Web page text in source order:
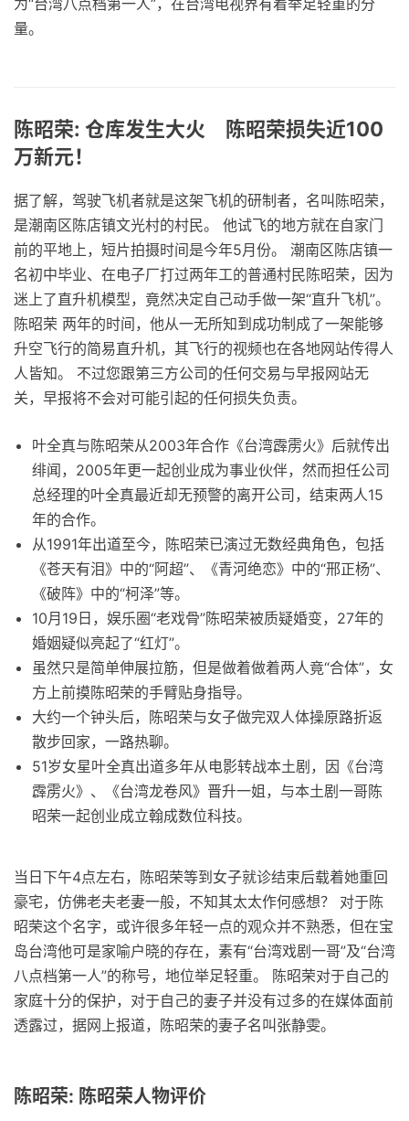
为“台湾八点档第一人”，在台湾电视界有着举足轻重的分
量。
陈昭荣: 仓库发生大火 陈昭荣损失近100
万新元！
据了解，驾驶飞机者就是这架飞机的研制者，名叫陈昭荣，
是潮南区陈店镇文光村的村民。 他试飞的地方就在自家门
前的平地上，短片拍摄时间是今年5月份。 潮南区陈店镇一
名初中毕业、在电子厂打过两年工的普通村民陈昭荣，因为
迷上了直升机模型，竟然决定自己动手做一架“直升飞机”。
陈昭荣 两年的时间，他从一无所知到成功制成了一架能够
升空飞行的简易直升机，其飞行的视频也在各地网站传得人
人皆知。 不过您跟第三方公司的任何交易与早报网站无
关，早报将不会对可能引起的任何损失负责。
叶全真与陈昭荣从2003年合作《台湾霹雳火》后就传出
绯闻，2005年更一起创业成为事业伙伴，然而担任公司
总经理的叶全真最近却无预警的离开公司，结束两人15
年的合作。
从1991年出道至今，陈昭荣已演过无数经典角色，包括
《苍天有泪》中的“阿超”、《青河绝恋》中的“邢正杨”、
《破阵》中的“柯泽”等。
10月19日，娱乐圈“老戏骨”陈昭荣被质疑婚变，27年的
婚姻疑似亮起了“红灯”。
虽然只是简单伸展拉筋，但是做着做着两人竟“合体”，女
方上前摸陈昭荣的手臂贴身指导。
大约一个钟头后，陈昭荣与女子做完双人体操原路折返
散步回家，一路热聊。
51岁女星叶全真出道多年从电影转战本土剧，因《台湾
霹雳火》、《台湾龙卷风》晋升一姐，与本土剧一哥陈
昭荣一起创业成立翰成数位科技。
当日下午4点左右，陈昭荣等到女子就诊结束后载着她重回
豪宅，仿佛老夫老妻一般，不知其太太作何感想？ 对于陈
昭荣这个名字，或许很多年轻一点的观众并不熟悉，但在宝
岛台湾他可是家喻户晓的存在，素有“台湾戏剧一哥”及“台湾
八点档第一人”的称号，地位举足轻重。 陈昭荣对于自己的
家庭十分的保护，对于自己的妻子并没有过多的在媒体面前
透露过，据网上报道，陈昭荣的妻子名叫张静雯。
陈昭荣: 陈昭荣人物评价